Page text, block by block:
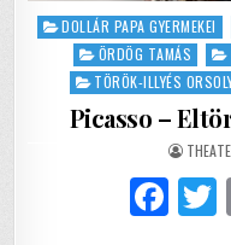
Posted
DOLLÁR PAPA GYERMEKEI
ÖRDÖG TAMÁS
TÖRÖK-ILLYÉS
Picasso –
F